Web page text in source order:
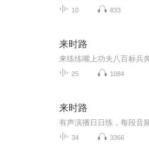
10 833
来时路
25 1084
来时路
34 3366